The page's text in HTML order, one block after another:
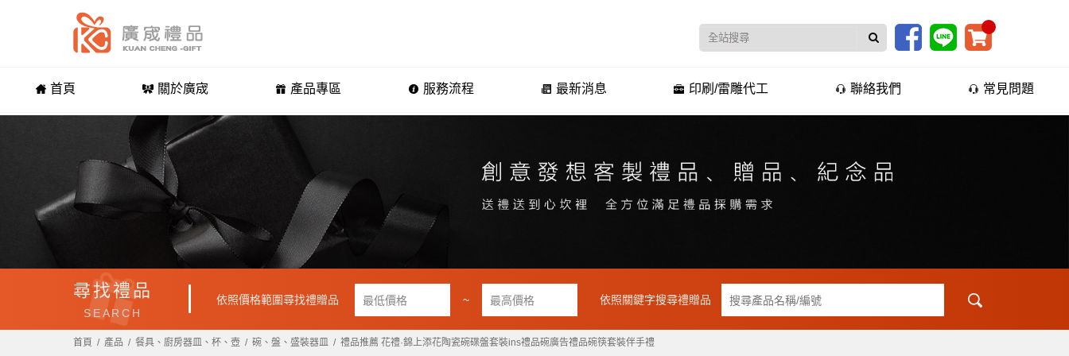
首頁 關於廣宬 產品專區 服務流程 最新消息 印刷/雷雕代工 聯絡我們 常見問題
尋找禮品
SEARCH
依照價格範圍尋找禮贈品 ~ 依照關鍵字搜尋禮贈品
首頁 產品 餐具、廚房器皿、杯、壺 碗、盤、盛裝器皿 禮品推薦 花禮·錦上添花陶瓷碗碟盤套裝ins禮品碗廣告禮品碗筷套裝伴手禮